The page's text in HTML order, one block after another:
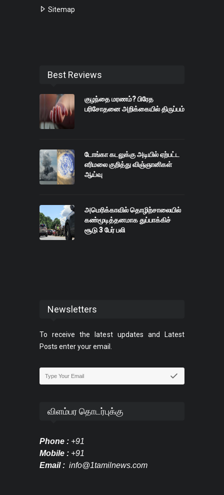
Sitemap
Best Reviews
குழந்தை மரணம்? பிரேத
பரிசோதனை அறிக்கையில் திருப்பம்
டோங்கா கடலுக்கு அடியில் ஏற்பட்ட
எரிமலை குறித்து விஞ்ஞானிகள்
ஆய்வு
அமெரிக்காவில் தொழிற்சாலையில்
கண்மூடித்தனமாக துப்பாக்கிச்
சூடு 3 பேர் பலி
Newsletters
To receive the latest updates and Latest
Posts enter your email.
விளம்பர தொடர்புக்கு
Phone : +91
Mobile : +91
Email : info@1tamilnews.com